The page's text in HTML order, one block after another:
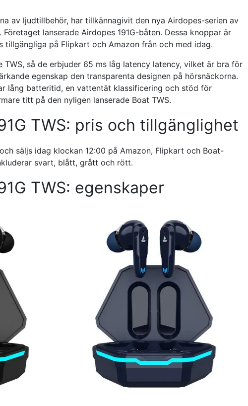
av ljudtillbehör, har tillkännagivit den nya Airdopes-serien av
lanserade Airdopes 191G-båten. Dessa knoppar är
tillgängliga på Flipkart och Amazon från och med idag.
TWS, så de erbjuder 65 ms låg latency latency, vilket är bra för
egenskap den transparenta designen på hörsnäckorna.
lång batteritid, en vattentät klassificering och stöd för
titt på den nyligen lanserade Boat TWS.
TWS: pris och tillgänglighet
säljs idag klockan 12:00 på Amazon, Flipkart och Boat-
svart, blått, grått och rött.
TWS: egenskaper